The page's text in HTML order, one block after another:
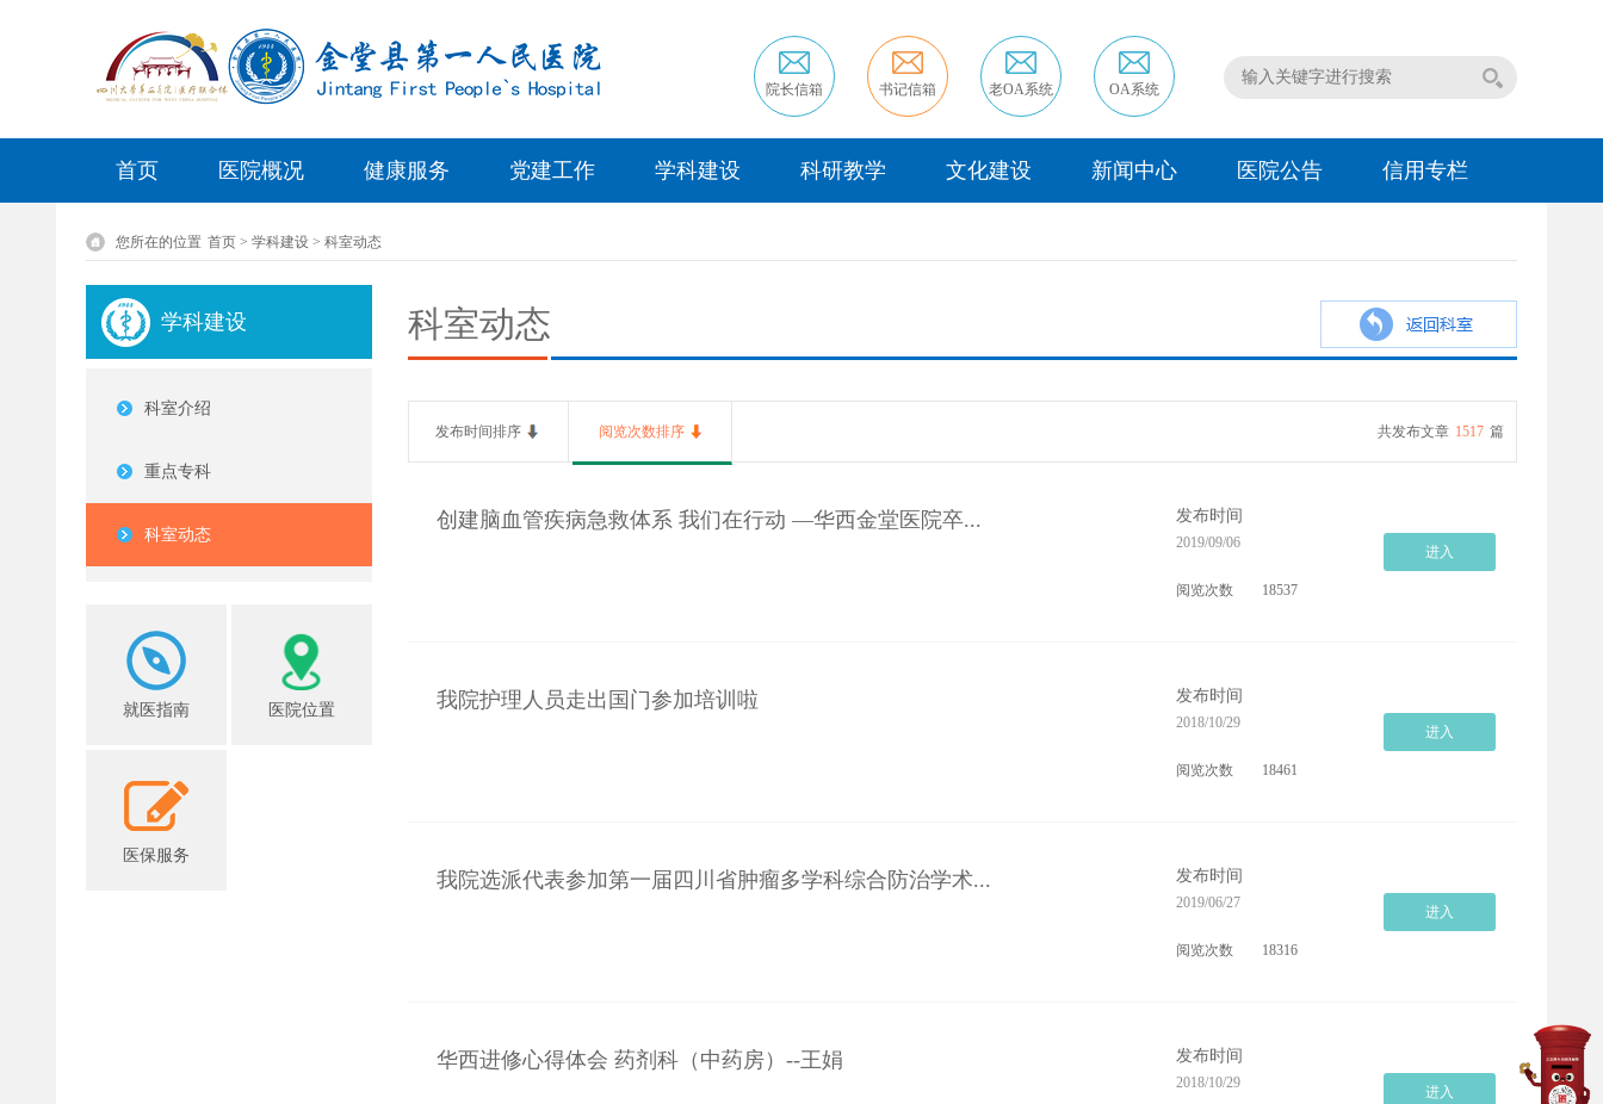
院长信箱 书记信箱 老OA系统 OA系统
首页 医院概况 健康服务 党建工作 学科建设 科研教学 文化建设 新闻中心 医院公告 信用专栏
您所在的位置 首页 > 学科建设 > 科室动态
学科建设
科室介绍
重点专科
科室动态
就医指南 医院位置
医保服务
科室动态
发布时间排序 阅览次数排序 共发布文章 1517 篇
创建脑血管疾病急救体系 我们在行动 —华西金堂医院卒... 发布时间
2019/09/06
阅览次数 18537
进入
我院护理人员走出国门参加培训啦 发布时间
2018/10/29
阅览次数 18461
进入
我院选派代表参加第一届四川省肿瘤多学科综合防治学术... 发布时间
2019/06/27
阅览次数 18316
进入
华西进修心得体会 药剂科（中药房）--王娟 发布时间
2018/10/29
进入